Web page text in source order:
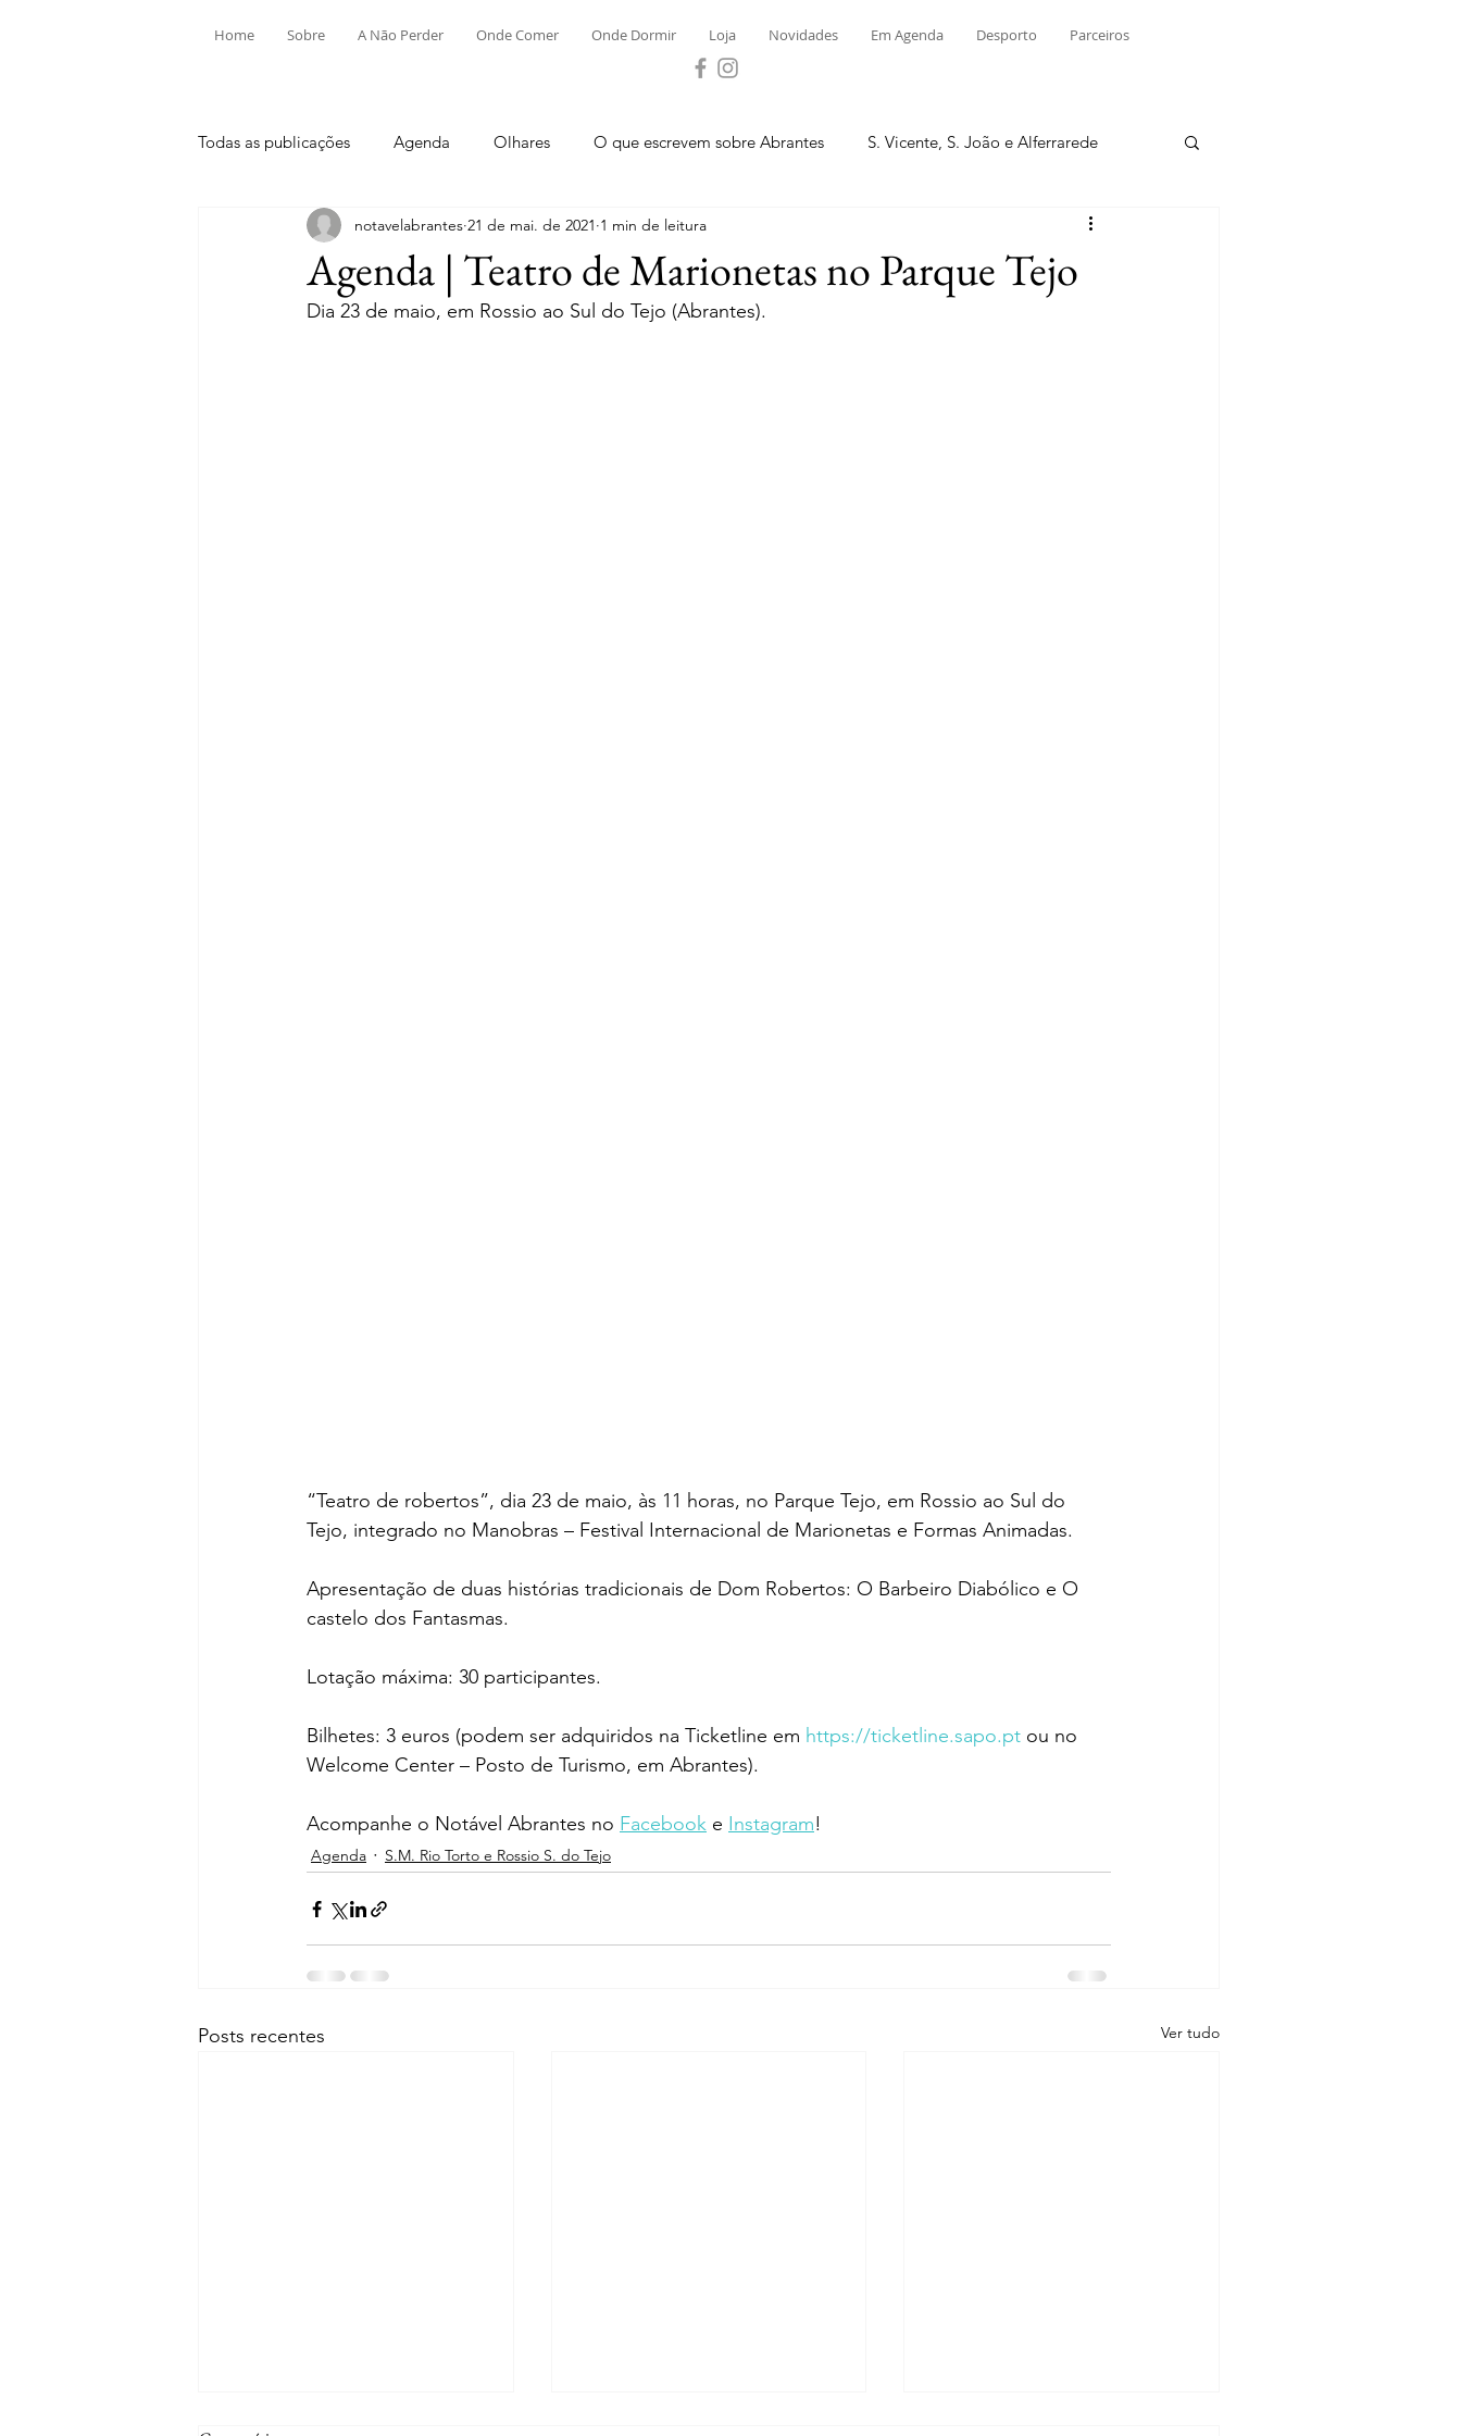
Home Sobre A Não Perder Onde Comer Onde Dormir Loja Novidades Em Agenda Desporto Parceiros
Todas as publicações Agenda Olhares O que escrevem sobre Abrantes S. Vicente, S. João e Alferrarede
Aldeia do Mato e Souto Alvega e Concavada Bemposta
Mouriscas Pego Rio de Moinhos S. Facundo e Vale das Mós
Agenda | Teatro de Marionetas no Parque Tejo
notavelabrantes 21 de mai. de 2021 1 min de leitura
Dia 23 de maio, em Rossio ao Sul do Tejo (Abrantes).
“Teatro de robertos”, dia 23 de maio, às 11 horas, no Parque Tejo, em Rossio ao Sul do
Tejo, integrado no Manobras – Festival Internacional de Marionetas e Formas Animadas.
Apresentação de duas histórias tradicionais de Dom Robertos: O Barbeiro Diabólico e O
castelo dos Fantasmas.
Lotação máxima: 30 participantes.
Bilhetes: 3 euros (podem ser adquiridos na Ticketline em https://ticketline.sapo.pt ou no
Welcome Center – Posto de Turismo, em Abrantes).
Acompanhe o Notável Abrantes no Facebook e Instagram!
Agenda S.M. Rio Torto e Rossio S. do Tejo
Posts recentes Ver tudo